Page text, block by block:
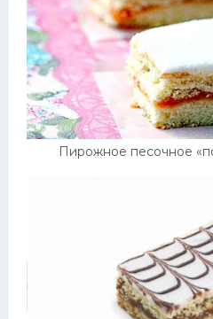
Пирожное песочное